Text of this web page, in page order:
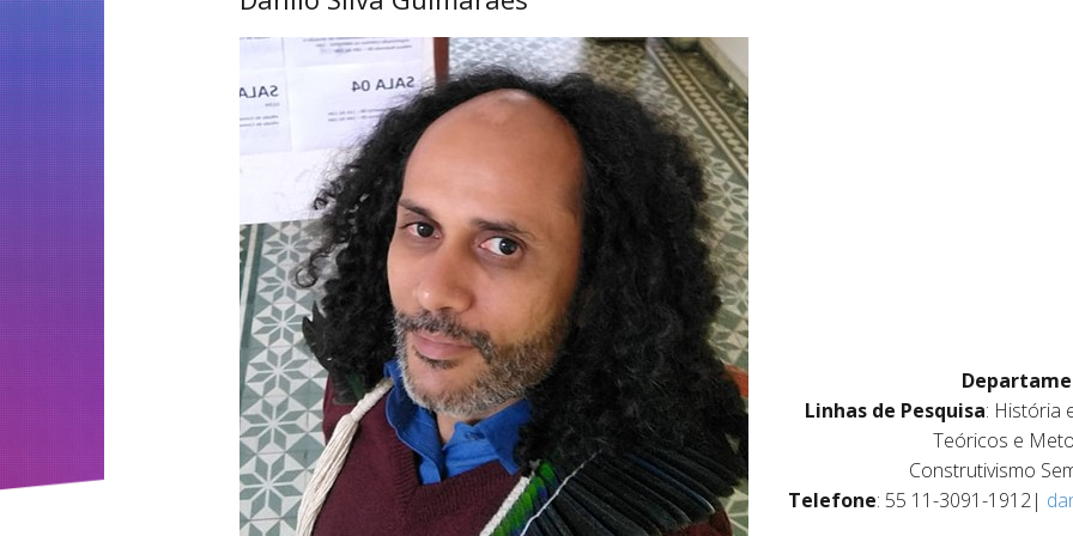
Linhas de Pesquisa: História
Teóricos e
Construtivismo
Telefone: 55 11-3091-1912|